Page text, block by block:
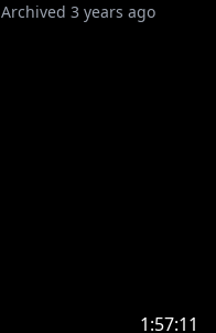
Archived 3 years ago
1:57:11